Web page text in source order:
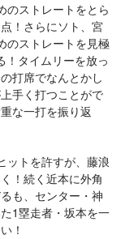
のストレートをとら
！さらにソト、宮
のストレートを見極
！タイムリーを放っ
打席でなんとかし
手く打つことがで
な一打を振り返
ットを許すが、藤浪
！続く近本に外角
も、センター・神
1塁走者・坂本を一
！